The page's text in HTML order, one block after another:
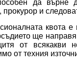
да върне
и
квота е
ще направя
от всякакви
от техния